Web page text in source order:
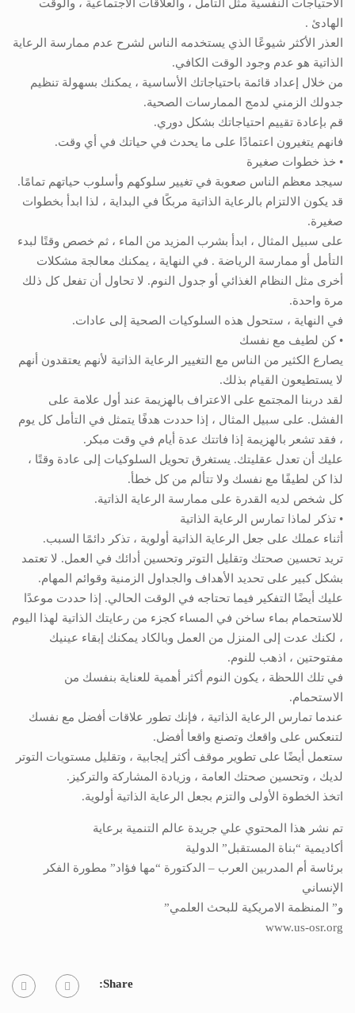
الاحتياجات النفسية مثل التأمل ، والعلاقات الاجتماعية ، والوقت
الهادئ .
العذر الأكثر شيوعًا الذي يستخدمه الناس لشرح عدم ممارسة الرعاية
الذاتية هو عدم وجود الوقت الكافي.
من خلال إعداد قائمة باحتياجاتك الأساسية ، يمكنك بسهولة تنظيم
جدولك الزمني لدمج الممارسات الصحية.
قم بإعادة تقييم احتياجاتك بشكل دوري.
فانهم يتغيرون اعتمادًا على ما يحدث في حياتك في أي وقت.
• خذ خطوات صغيرة
سيجد معظم الناس صعوبة في تغيير سلوكهم وأسلوب حياتهم تمامًا.
قد يكون الالتزام بالرعاية الذاتية مربكًا في البداية ، لذا ابدأ بخطوات
صغيرة.
على سبيل المثال ، ابدأ بشرب المزيد من الماء ، ثم خصص وقتًا لبدء
التأمل أو ممارسة الرياضة . في النهاية ، يمكنك معالجة مشكلات
أخرى مثل النظام الغذائي أو جدول النوم. لا تحاول أن تفعل كل ذلك
مرة واحدة.
في النهاية ، ستحول هذه السلوكيات الصحية إلى عادات.
• كن لطيف مع نفسك
يصارع الكثير من الناس مع التغيير الرعاية الذاتية لأنهم يعتقدون أنهم
لا يستطيعون القيام بذلك.
لقد دربنا المجتمع على الاعتراف بالهزيمة عند أول علامة على
الفشل. على سبيل المثال ، إذا حددت هدفًا يتمثل في التأمل كل يوم
، فقد تشعر بالهزيمة إذا فاتتك عدة أيام في وقت مبكر.
عليك أن تعدل عقليتك. يستغرق تحويل السلوكيات إلى عادة وقتًا ،
لذا كن لطيفًا مع نفسك ولا تتألم من كل خطأ.
كل شخص لديه القدرة على ممارسة الرعاية الذاتية.
• تذكر لماذا تمارس الرعاية الذاتية
أثناء عملك على جعل الرعاية الذاتية أولوية ، تذكر دائمًا السبب.
تريد تحسين صحتك وتقليل التوتر وتحسين أدائك في العمل. لا تعتمد
بشكل كبير على تحديد الأهداف والجداول الزمنية وقوائم المهام.
عليك أيضًا التفكير فيما تحتاجه في الوقت الحالي. إذا حددت موعدًا
للاستحمام بماء ساخن في المساء كجزء من رعايتك الذاتية لهذا اليوم
، لكنك عدت إلى المنزل من العمل وبالكاد يمكنك إبقاء عينيك
مفتوحتين ، اذهب للنوم.
في تلك اللحظة ، يكون النوم أكثر أهمية للعناية بنفسك من
الاستحمام.
عندما تمارس الرعاية الذاتية ، فإنك تطور علاقات أفضل مع نفسك
لتنعكس على واقعك وتصنع واقعا أفضل.
ستعمل أيضًا على تطوير موقف أكثر إيجابية ، وتقليل مستويات التوتر
لديك ، وتحسين صحتك العامة ، وزيادة المشاركة والتركيز.
اتخذ الخطوة الأولى والتزم بجعل الرعاية الذاتية أولوية.
تم نشر هذا المحتوي علي جريدة عالم التنمية برعاية
أكاديمية “بناة المستقبل” الدولية
برئاسة أم المدربين العرب – الدكتورة “مها فؤاد” مطورة الفكر
الإنساني
و” المنظمة الامريكية للبحث العلمي”
www.us-osr.org
Share: